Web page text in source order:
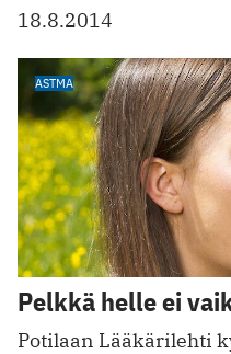
18.8.2014
ASTMA
Pelkkä helle ei
Potilaan Lääkärilehti